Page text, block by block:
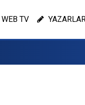
WEB TV